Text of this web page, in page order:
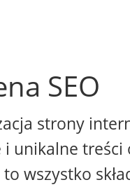
SEO
strony
i unikalne treści
wszystko